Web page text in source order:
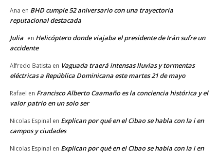
Ana en BHD cumple 52 aniversario con una trayectoria
reputacional destacada
Julia en Helicóptero donde viajaba el presidente de Irán sufre un
accidente
Alfredo Batista en Vaguada traerá intensas lluvias y tormentas
eléctricas a República Dominicana este martes 21 de mayo
Rafael en Francisco Alberto Caamaño es la conciencia histórica y el
valor patrio en un solo ser
Nicolas Espinal en Explican por qué en el Cibao se habla con la i en
campos y ciudades
Nicolas Espinal en Explican por qué en el Cibao se habla con la i en